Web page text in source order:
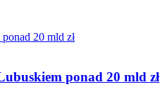
ponad 20 mld zł